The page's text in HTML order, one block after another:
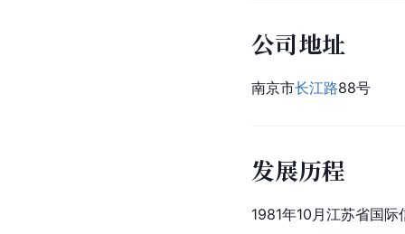
公司地址
南京市长江路88号
发展历程
1981年10月江苏省国